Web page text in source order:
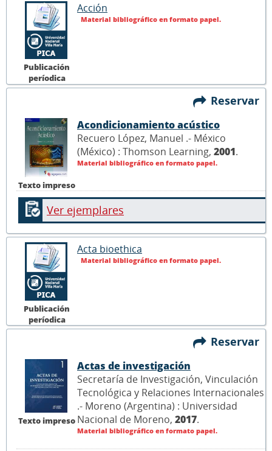
Publicación
períodica
Acción
Material bibliográfico en formato papel.
Reservar
Texto impreso
Acondicionamiento acústico
Recuero López, Manuel .- México
(México) : Thomson Learning, 2001.
Material bibliográfico en formato papel.
Ver ejemplares
Publicación
períodica
Acta bioethica
Material bibliográfico en formato papel.
Reservar
Texto impreso
Actas de investigación
Secretaría de Investigación, Vinculación
Tecnológica y Relaciones Internacionales
.- Moreno (Argentina) : Universidad
Nacional de Moreno, 2017.
Material bibliográfico en formato papel.